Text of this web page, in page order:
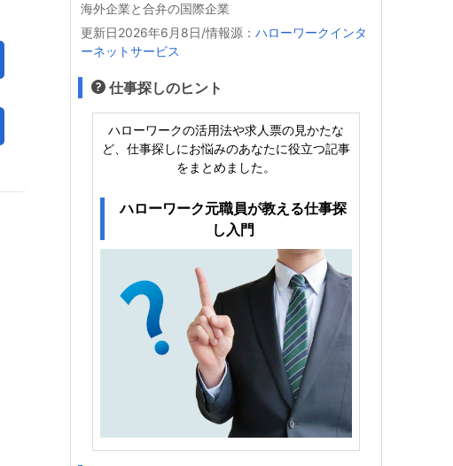
海外企業と合弁の国際企業
更新日2026年6月8日/情報源： ハローワークインタ
ーネットサービス
仕事探しのヒント
ハローワークの活用法や求人票の見かたな
ど、仕事探しにお悩みのあなたに役立つ記事
をまとめました。
ハローワーク元職員が教える仕事探
し入門